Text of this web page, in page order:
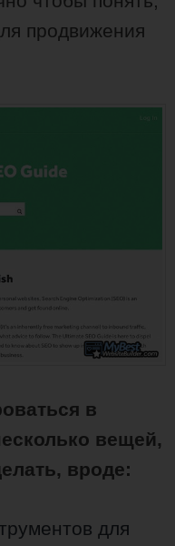
продвижения
в
вещей,
вроде:
для